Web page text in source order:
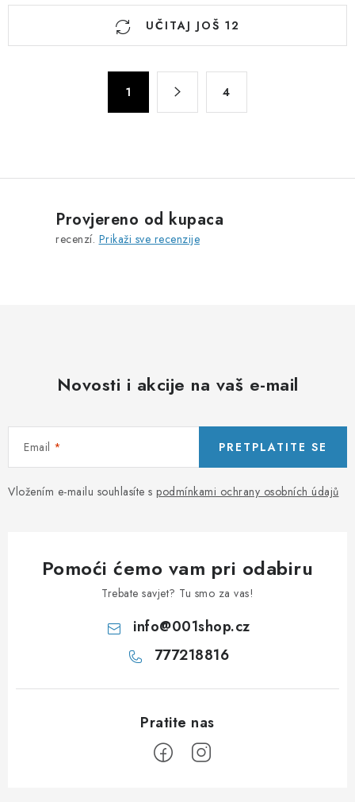
K
l
UČITAJ JOŠ 12
a
1 4
Provjereno od kupaca
recenzí. Prikaži sve recenzije
Novosti i akcije na vaš e-mail
Email
Vložením e-mailu souhlasíte s podmínkami ochrany osobních údajů
PRETPLATITE SE
Pomoći ćemo vam pri odabiru
Trebate savjet? Tu smo za vas!
info@001shop.cz
777218816